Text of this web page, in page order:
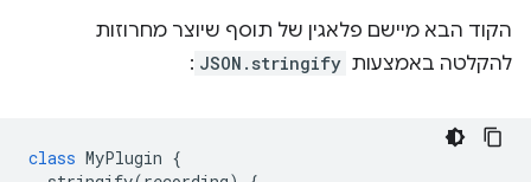
הקוד הבא מיישם פלאגין של תוסף שיוצר מחרוזות
להקלטה באמצעות JSON.stringify
:
class MyPlugin {